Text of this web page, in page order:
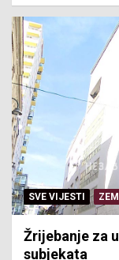
SVE VIJESTI
Žrijebanje za
subjekata